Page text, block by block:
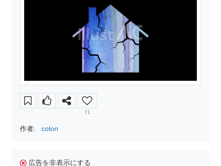
71
作者: colon
広告を非表示にする